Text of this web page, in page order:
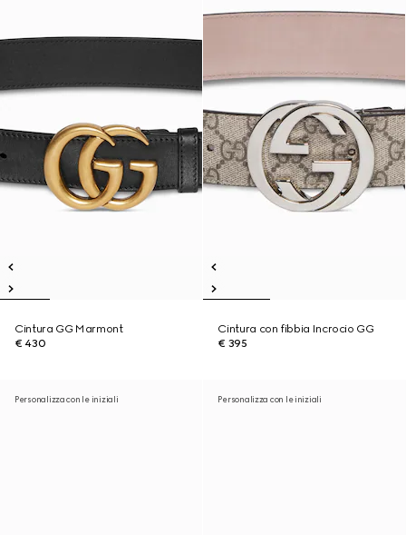
Cintura GG Marmont
€ 430
Cintura con fibbia Incrocio GG
€ 395
Personalizza con le iniziali Personalizza con le iniziali